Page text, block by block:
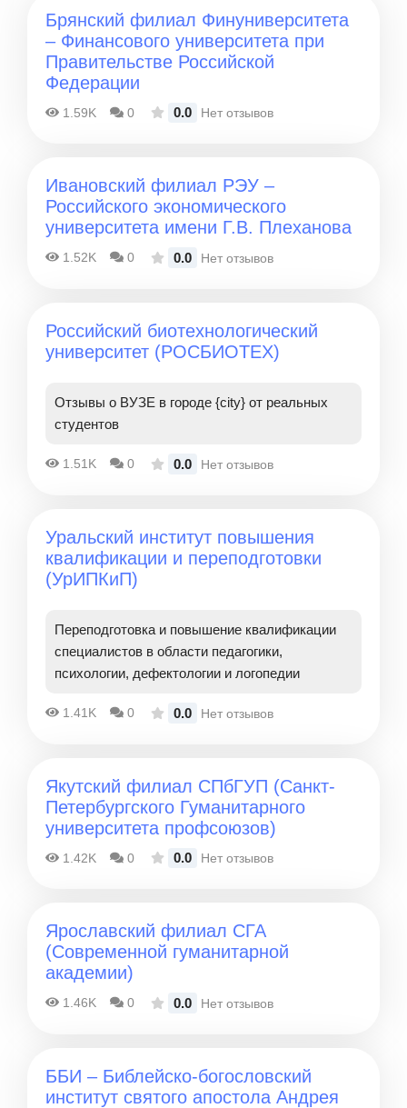
Брянский филиал Финуниверситета
– Финансового университета при
Правительстве Российской
Федерации
1.59K 0 0.0 Нет отзывов
Ивановский филиал РЭУ –
Российского экономического
университета имени Г.В. Плеханова
1.52K 0 0.0 Нет отзывов
Российский биотехнологический
университет (РОСБИОТЕХ)
Отзывы о ВУЗЕ в городе {city} от реальных
студентов
1.51K 0 0.0 Нет отзывов
Уральский институт повышения
квалификации и переподготовки
(УрИПКиП)
Переподготовка и повышение квалификации
специалистов в области педагогики,
психологии, дефектологии и логопедии
1.41K 0 0.0 Нет отзывов
Якутский филиал СПбГУП (Санкт-
Петербургского Гуманитарного
университета профсоюзов)
1.42K 0 0.0 Нет отзывов
Ярославский филиал СГА
(Современной гуманитарной
академии)
1.46K 0 0.0 Нет отзывов
ББИ – Библейско-богословский
институт святого апостола Андрея